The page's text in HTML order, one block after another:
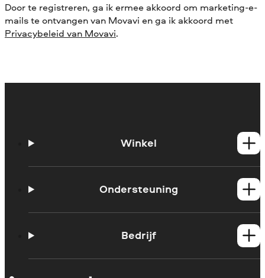
Door te registreren, ga ik ermee akkoord om marketing-e-
mails te ontvangen van Movavi en ga ik akkoord met
Privacybeleid van Movavi.
Winkel
Mac-productenOndersteuning
Support contacterenBedrijf